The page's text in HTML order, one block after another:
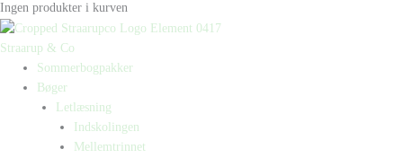
Ingen produkter i kurven
Straarup & Co
Sommerbogpakker
Bøger
Letlæsning
Indskolingen
Mellemtrinnet